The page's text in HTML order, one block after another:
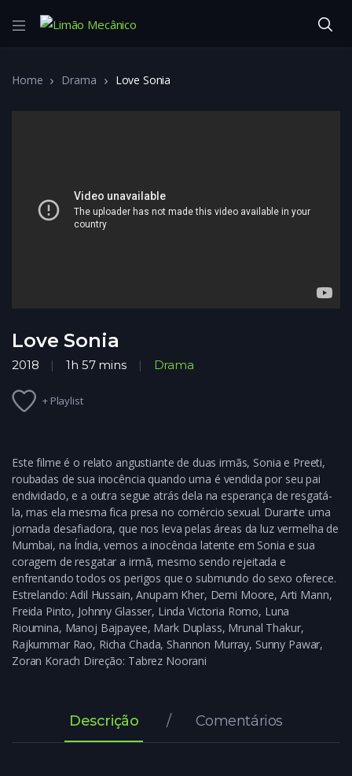
Home Drama Love Sonia
Love Sonia
2018 1h 57 mins Drama
+ Playlist
Este filme é o relato angustiante de duas irmãs, Sonia e Preeti,
roubadas de sua inocência quando uma é vendida por seu pai
endividado, e a outra segue atrás dela na esperança de resgatá-
la, mas ela mesma fica presa no comércio sexual. Durante uma
jornada desafiadora, que nos leva pelas áreas da luz vermelha de
Mumbai, na Índia, vemos a inocência latente em Sonia e sua
coragem de resgatar a irmã, mesmo sendo rejeitada e
enfrentando todos os perigos que o submundo do sexo oferece.
Estrelando: Adil Hussain, Anupam Kher, Demi Moore, Arti Mann,
Freida Pinto, Johnny Glasser, Linda Victoria Romo, Luna
Rioumina, Manoj Bajpayee, Mark Duplass, Mrunal Thakur,
Rajkummar Rao, Richa Chada, Shannon Murray, Sunny Pawar,
Zoran Korach Direção: Tabrez Noorani
Descrição Comentários